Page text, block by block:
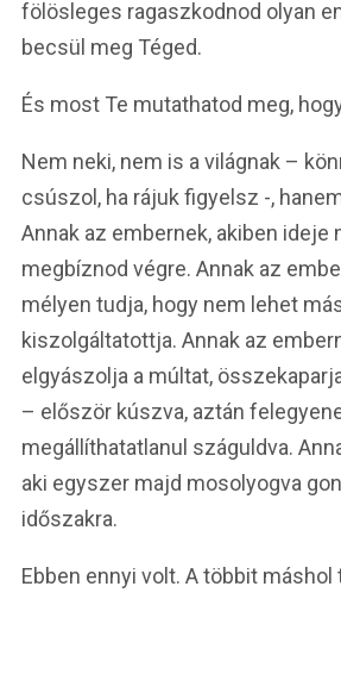
fölösleges ragaszkodnod olyan
becsül meg Téged.
És most Te mutathatod meg,
Nem neki, nem is a világnak –
csúszol, ha rájuk figyelsz -,
Annak az embernek, akiben ideje
megbíznod végre. Annak az
mélyen tudja, hogy nem lehet
kiszolgáltatottja. Annak az
elgyászolja a múltat,
– először kúszva, aztán
megállíthatatlanul száguldva.
aki egyszer majd mosolyogva
időszakra.
Ebben ennyi volt. A többit máshol